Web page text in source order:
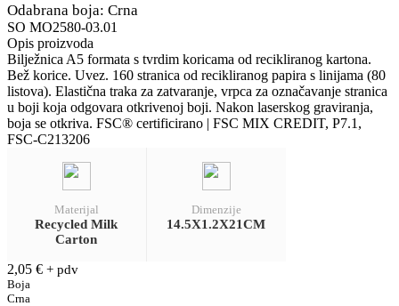
Odabrana boja: Crna
SO MO2580-03.01
Opis proizvoda
Bilježnica A5 formata s tvrdim koricama od recikliranog kartona.
Bež korice. Uvez. 160 stranica od recikliranog papira s linijama (80
listova). Elastična traka za zatvaranje, vrpca za označavanje stranica
u boji koja odgovara otkrivenoj boji. Nakon laserskog graviranja,
boja se otkriva. FSC® certificirano | FSC MIX CREDIT, P7.1,
FSC-C213206
Materijal
Recycled Milk
Carton
Dimenzije
14.5X1.2X21CM
2,05 € + pdv
Boja
Crna